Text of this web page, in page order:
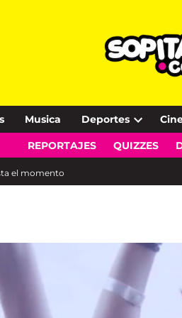
Musica Deportes
Open
dropdown
REPORTAJES QUIZZES
el momento